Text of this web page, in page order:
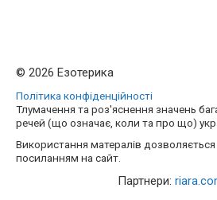
© 2026 Езотерика
Політика конфіденційності
Тлумачення та роз'яснення значень
речей (що означає, коли та про що)
Використання матералів
посиланням на сайт.
Партнери: